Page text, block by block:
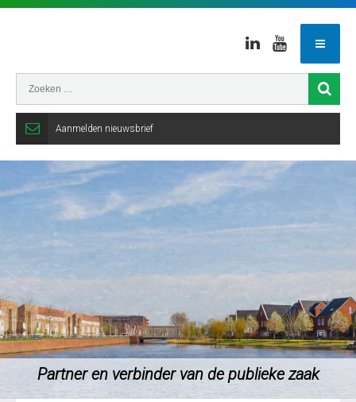
LinkedinYoutube
Aanmelden nieuwsbrief
Partner en verbinder van de publieke zaak
Veenendaal